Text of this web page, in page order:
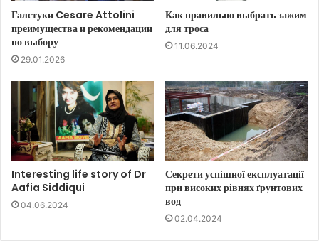
Галстуки Cesare Attolini
преимущества и рекомендации
по выбору
29.01.2026
Как правильно выбрать зажим
для троса
11.06.2024
Interesting life story of Dr
Aafia Siddiqui
04.06.2024
Секрети успішної експлуатації
при високих рівнях ґрунтових
вод
02.04.2024